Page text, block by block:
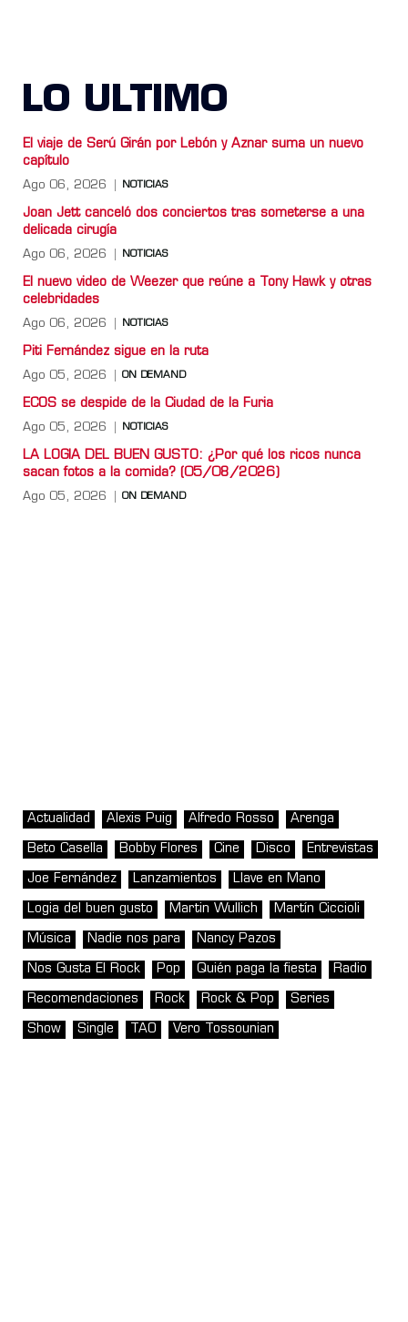
LO ULTIMO
El viaje de Serú Girán por Lebón y Aznar suma un nuevo
capítulo
Ago 06, 2026 NOTICIAS
Joan Jett canceló dos conciertos tras someterse a una
delicada cirugía
Ago 06, 2026 NOTICIAS
El nuevo video de Weezer que reúne a Tony Hawk y otras
celebridades
Ago 06, 2026 NOTICIAS
Piti Fernández sigue en la ruta
Ago 05, 2026 ON DEMAND
ECOS se despide de la Ciudad de la Furia
Ago 05, 2026 NOTICIAS
LA LOGIA DEL BUEN GUSTO: ¿Por qué los ricos nunca
sacan fotos a la comida? (05/08/2026)
Ago 05, 2026 ON DEMAND
Actualidad Alexis Puig Alfredo Rosso Arenga
Beto Casella Bobby Flores Cine Disco Entrevistas
Joe Fernández Lanzamientos Llave en Mano
Logia del buen gusto Martin Wullich Martín Ciccioli
Música Nadie nos para Nancy Pazos
Nos Gusta El Rock Pop Quién paga la fiesta Radio
Recomendaciones Rock Rock & Pop Series
Show Single TAO Vero Tossounian